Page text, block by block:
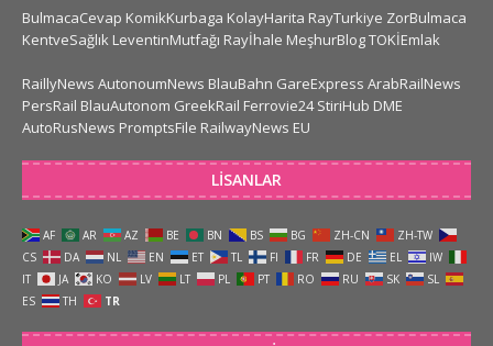
BulmacaCevap KomikKurbaga KolayHarita RayTurkiye ZorBulmaca
KentveSağlık LeventinMutfağı Rayİhale MeşhurBlogTOKİEmlak
RaillyNews AutonoumNews BlauBahn GareExpress ArabRailNews
PersRail BlauAutonom GreekRail Ferrovie24 StiriHub DME
AutoRusNews PromptsFile RailwayNews EU
LISANLAR
AF AR AZ BE BN BS BG ZH-CN
ZH-TW
CS
DA NL EN ET TL FI FR DE EL
IW
IT
JA KO LV LT PL PT RO RU SK
SL
ES
TH TR